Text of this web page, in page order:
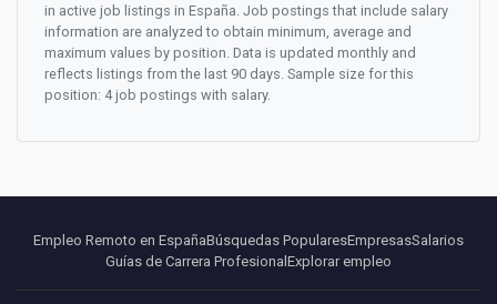
in active job listings in España. Job postings that include salary
information are analyzed to obtain minimum, average and
maximum values by position. Data is updated monthly and
reflects listings from the last 90 days. Sample size for this
position: 4 job postings with salary.
Empleo Remoto en EspañaBúsquedas PopularesEmpresasSalarios
Guías de Carrera Profesional Explorar empleo